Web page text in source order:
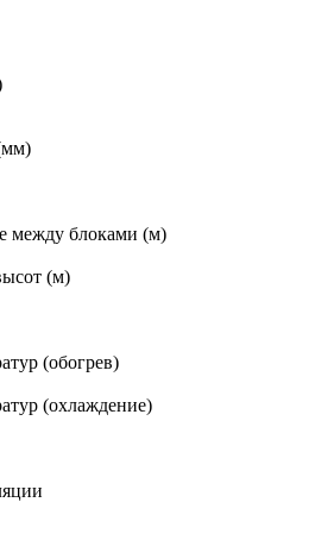
между блоками (м)
(м)
(обогрев)
(охлаждение)